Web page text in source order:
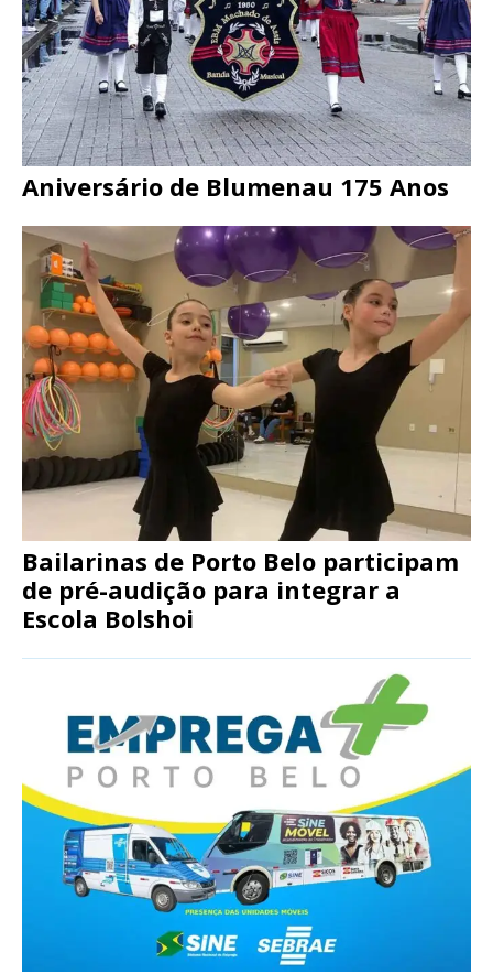
Aniversário de Blumenau 175 Anos
Bailarinas de Porto Belo participam
de pré-audição para integrar a
Escola Bolshoi